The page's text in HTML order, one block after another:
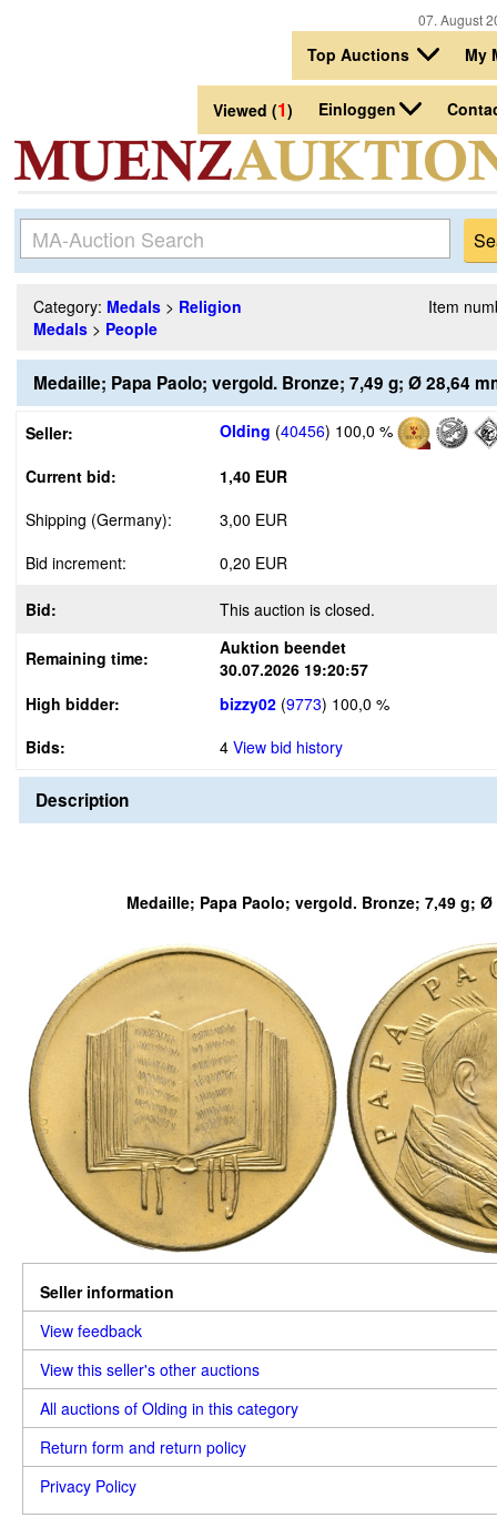
07. August
Top Auctions My
Viewed (1) Einloggen
Category: Medals > Religion
Medals > People
Item
Medaille; Papa Paolo; vergold. Bronze; 7,49 g; Ø 28,64
Seller: Olding (40456) 100,0 %
Current bid:
1,40 EUR
Shipping (Germany):
3,00 EUR
Bid increment:
0,20 EUR
Bid: This auction is closed.
Remaining time:
Auktion beendet
30.07.2026 19:20:57
High bidder:
bizzy02 (9773) 100,0 %
Bids:
4 View bid history
Description
Medaille; Papa Paolo; vergold. Bronze; 7,49 g; Ø
Seller information
View feedback
View this seller's other auctions
All auctions of Olding in this category
Return form and return policy
Privacy Policy